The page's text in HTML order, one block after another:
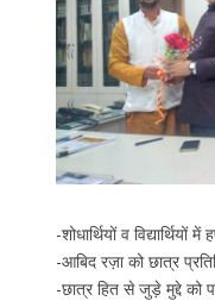
-शोधार्थियों व विद्यार्थियों में
-आबिद रज़ा को छात्र
-छात्र हित से जुड़े मुद्दे को